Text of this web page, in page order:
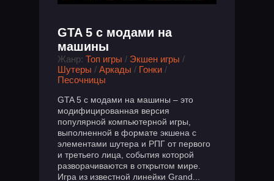
GTA 5 с модами на
машины
Жанр: Топ игры / Экшен игры /
Шутеры / Аркады / Гонки /
Песочницы
GTA 5 с модами на машины – это
модифицированная версия
популярной компьютерной игры,
выполненной в формате экшена с
элементами шутера и РПГ от первого
и третьего лица, события которой
разворачиваются в открытом мире.
Игра из известной линейки Grand...